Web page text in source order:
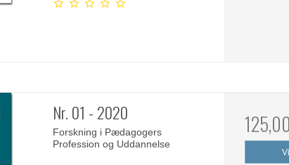
Nr. 01 - 2020
Forskning i Pædagogers
Profession og Uddannelse